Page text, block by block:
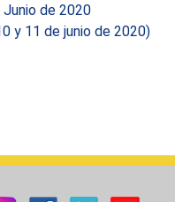
Junio de 2020
y 11 de junio de 2020)